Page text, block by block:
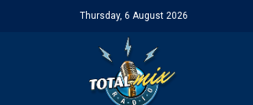
Thursday, 6 August 2026